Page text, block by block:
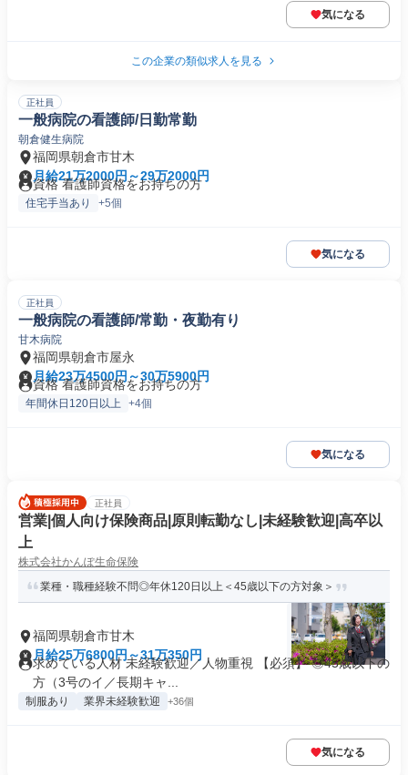
気になる
この企業の類似求人を見る
正社員
一般病院の看護師/日勤常勤
朝倉健生病院
福岡県朝倉市甘木
月給21万2000円～29万2000円
資格 看護師資格をお持ちの方
住宅手当あり +5個
気になる
正社員
一般病院の看護師/常勤・夜勤有り
甘木病院
福岡県朝倉市屋永
月給23万4500円～30万5900円
資格 看護師資格をお持ちの方
年間休日120日以上 +4個
気になる
正社員
営業|個人向け保険商品|原則転勤なし|未経験歓迎|高卒以
上
株式会社かんぽ生命保険
業種・職種経験不問◎年休120日以上＜45歳以下の方対象＞
福岡県朝倉市甘木
月給25万6800円～31万350円
求めている人材 未経験歓迎／人物重視 【必須】 ◎45歳以下の
方（3号のイ／長期キャ...
制服あり 業界未経験歓迎 +36個
気になる